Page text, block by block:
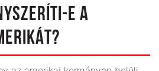
E A